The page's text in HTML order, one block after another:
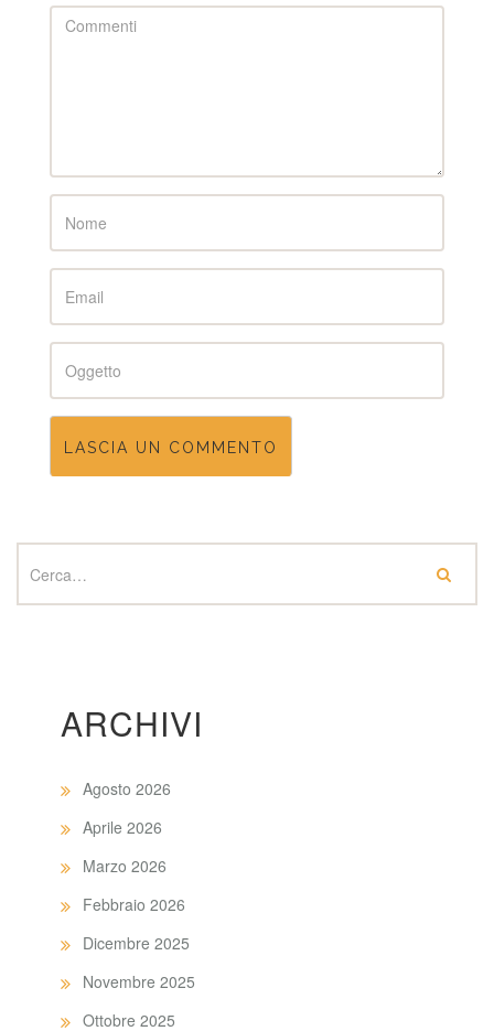
Comment
Name
Email
Subject
ARCHIVI
Agosto 2026
Aprile 2026
Marzo 2026
Febbraio 2026
Dicembre 2025
Novembre 2025
Ottobre 2025